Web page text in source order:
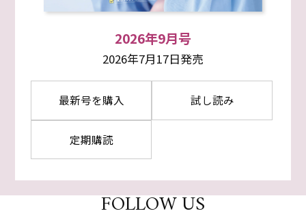
2026年9月号
2026年7月17日発売
最新号を購入 試し読み
定期購読
FOLLOW US